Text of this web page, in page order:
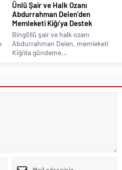
Ünlü Şair ve Halk Ozanı
Abdurrahman Delen’den
Memleketi Kiğı’ya Destek
Bingöllü şair ve halk ozanı
Abdurrahman Delen, memleketi
Kiğı’da gündeme...